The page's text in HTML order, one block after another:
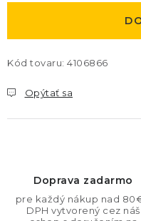
Kód tovaru: 4106866
Opýtať sa
Doprava zadarmo
pre každý nákup nad
DPH vytvorený cez náš